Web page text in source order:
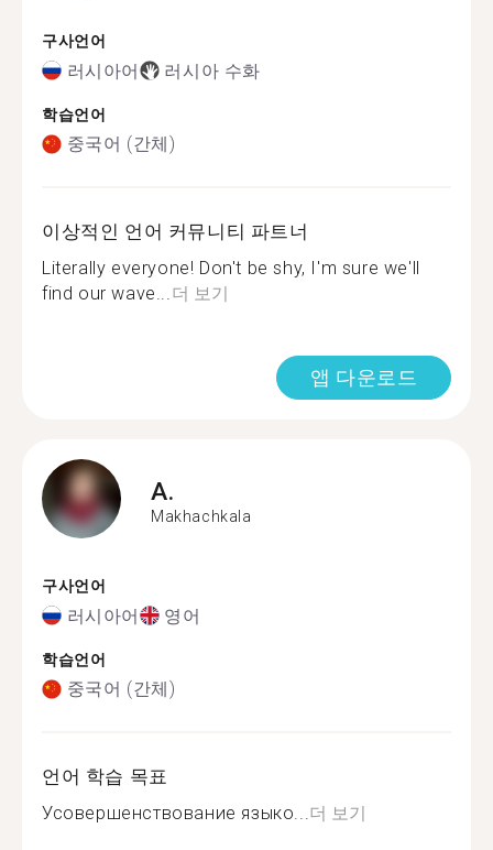
구사언어
러시아어 러시아 수화
학습언어
중국어 (간체)
이상적인 언어 커뮤니티 파트너
Literally everyone! Don't be shy, I'm sure we'll
find our wave...더 보기
앱 다운로드
A.
Makhachkala
구사언어
러시아어 영어
학습언어
중국어 (간체)
언어 학습 목표
Усовершенствование языко...더 보기